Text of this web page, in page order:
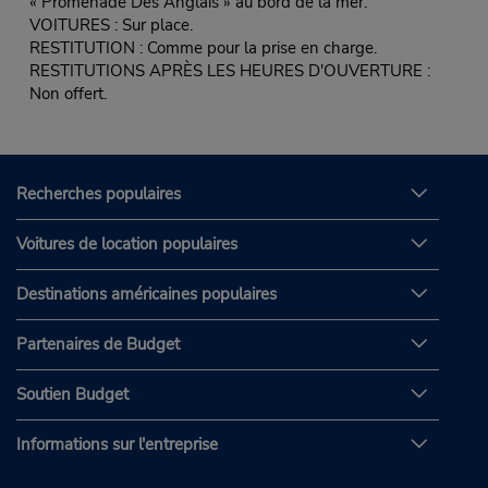
VOITURES : Sur place.
RESTITUTION : Comme pour la prise en charge.
RESTITUTIONS APRÈS LES HEURES D'OUVERTURE :
Non offert.
Recherches populaires
Voitures de location populaires
Destinations américaines populaires
Partenaires de Budget
Soutien Budget
Informations sur l'entreprise